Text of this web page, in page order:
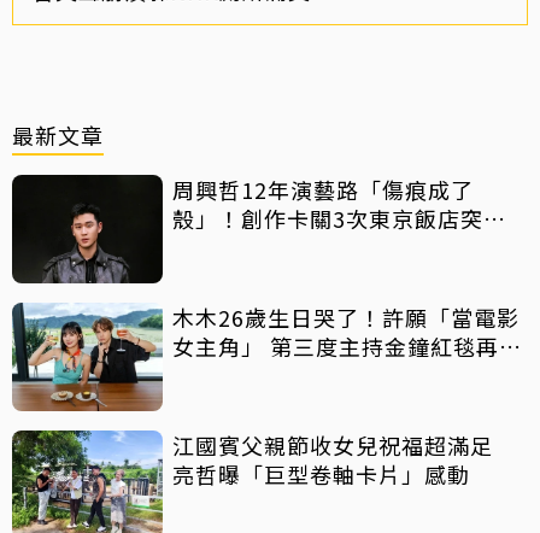
最新文章
周興哲12年演藝路「傷痕成了
殼」！創作卡關3次東京飯店突找
木木26歲生日哭了！許願「當電影
女主角」 第三度主持金鐘紅毯再喊
江國賓父親節收女兒祝福超滿足
亮哲曝「巨型卷軸卡片」感動